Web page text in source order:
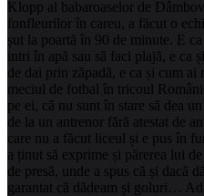
Klopp al babaroaselor de
fonfleurilor în careu, a făcut o
șut la poartă în 90 de minute. E
intri în apă sau să faci plajă, e ca
de dai prin zăpadă, e ca și cum
meciul de fotbal în tricoul
pe ei, că nu sunt în stare să dea
de la un antrenor fără atestat de
care nu a făcut liceul și e pus în
a ținut să exprime și părerea lui
de presă, unde a spus că și dacă
garantat că dădeam și goluri…